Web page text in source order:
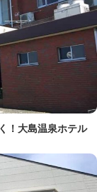
！大島温泉ホテル